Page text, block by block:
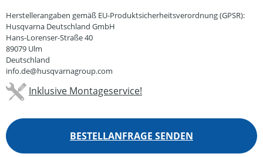
Herstellerangaben gemäß EU-Produktsicherheitsverordnung (GPSR):
Husqvarna Deutschland GmbH
Hans-Lorenser-Straße 40
89079 Ulm
Deutschland
info.de@husqvarnagroup.com
Inklusive Montageservice!
BESTELLANFRAGE SENDEN